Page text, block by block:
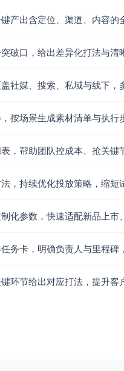
测试、热图与会话回放、弹窗
索从采集到成交的可衡量增长
业客户从线索杂乱到端到端增
痛点-方案-证据结构；放置客
白皮书、预约演示、开启试用
天）
产出含定位、渠道、内容的
破口，给出差异化打法与清
社媒、搜索、私域与线下，
按场景生成素材清单与执行
，帮助团队控成本、抢关键
，持续优化投放策略，缩短
化参数，快速适配新品上市
务卡，明确负责人与里程碑
环节给出对应打法，提升客